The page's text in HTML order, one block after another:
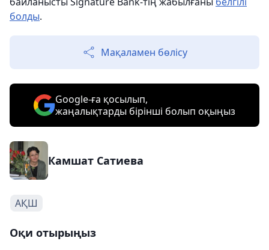
болды.
Мақаламен бөлісу
Google-ға қосылып,
жаңалықтарды бірінші болып оқыңыз
Камшат Сатиева
АҚШ
Оқи отырыңыз